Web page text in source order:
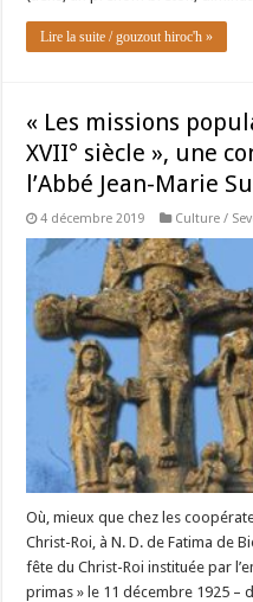
Lire la suite / gouzout hiroc'h »
« Les missions
XVII° siècle », une
l’Abbé Jean-Marie
4 décembre 2019 Culture /
Où, mieux que chez les
Christ-Roi, à N. D. de Fatima de
fête du Christ-Roi instituée par
primas » le 11 décembre 1925 –